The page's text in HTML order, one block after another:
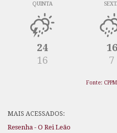
QUINTA
24
16
16
7
Fonte:
MAIS ACESSADOS:
Resenha - O Rei Leão